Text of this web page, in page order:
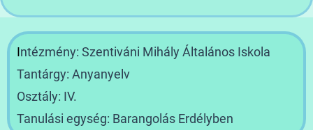
Intézmény: Szentiváni Mihály Általános Iskola
Tantárgy: Anyanyelv
Osztály: IV.
Tanulási egység: Barangolás Erdélyben